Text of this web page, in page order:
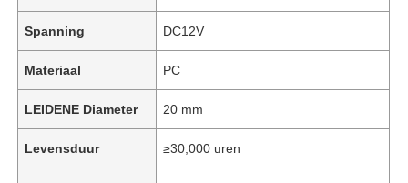
Spanning DC12V
Materiaal PC
LEIDENE Diameter 20 mm
Levensduur ≥30,000 uren